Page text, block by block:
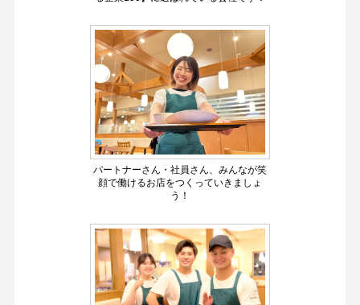
パートナーさん・社員さん、みんなが笑
顔で働けるお店をつくっていきましょ
う！